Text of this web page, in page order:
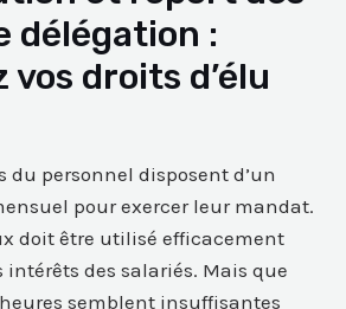
délégation :
droits d’élu
du personnel disposent d’un
pour exercer leur mandat.
doit être utilisé efficacement
intérêts des salariés. Mais que
semblent insuffisantes